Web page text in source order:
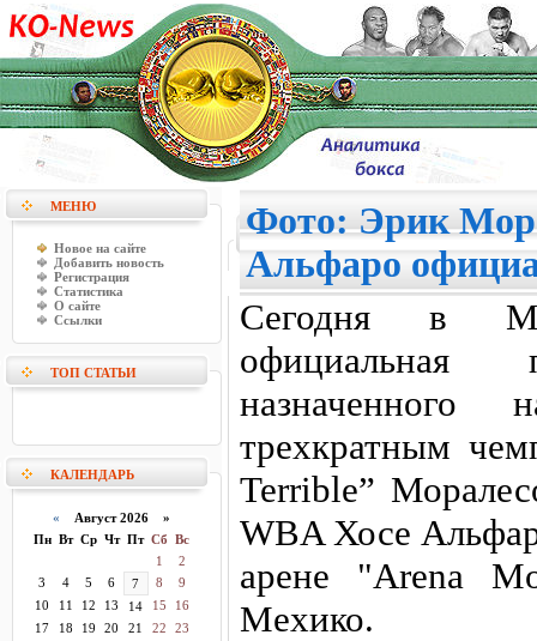
МЕНЮ
Новое на сайте
Добавить новость
Регистрация
Статистика
О сайте
Ссылки
ТОП СТАТЬИ
КАЛЕНДАРЬ
« Август 2026 »
Пн Вт Ср Чт Пт Сб Вс
1
2
3
4 5 6 7 8
9
10
11 12 13 14 15
16
17
18 19 20 21 22
23
Фото: Эрик
Альфаро
Сегодня в
официальная
трехкратным
Terrible”
WBA Хосе
арене "Arena
Мехико.